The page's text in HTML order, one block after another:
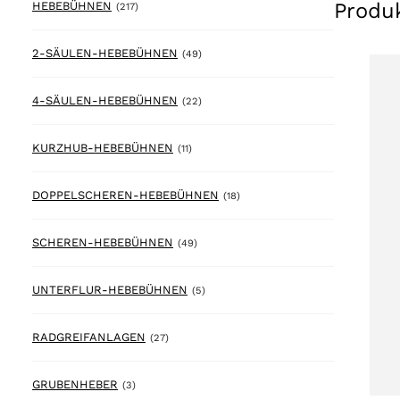
HEBEBÜHNEN (217)217 products
2-SÄULEN-HEBEBÜHNEN (49)49 products
4-SÄULEN-HEBEBÜHNEN (22)22 products
KURZHUB-HEBEBÜHNEN (11)11 products
DOPPELSCHEREN-HEBEBÜHNEN (18)18 products
SCHEREN-HEBEBÜHNEN (49)49 products
UNTERFLUR-HEBEBÜHNEN (5)5 products
RADGREIFANLAGEN (27)27 products
GRUBENHEBER (3)3 products